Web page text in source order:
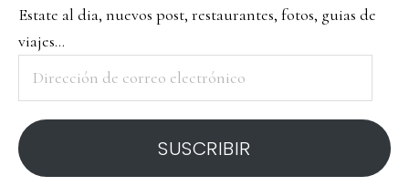
Estate al dia, nuevos post, restaurantes, fotos, guias de
viajes...
correo
electrónico
SUSCRIBIR